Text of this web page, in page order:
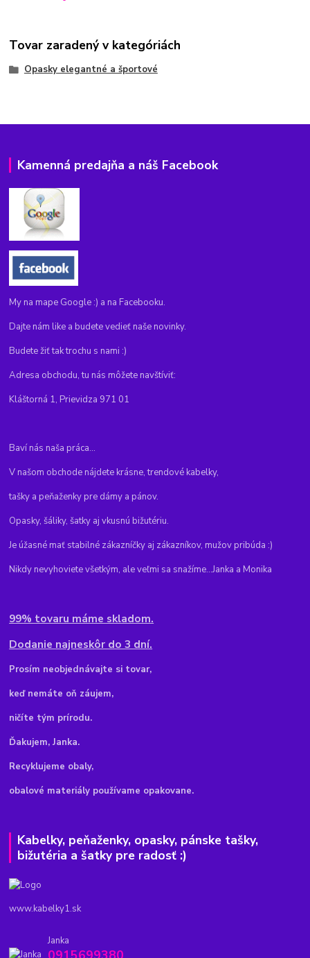
Tovar zaradený v kategóriách
Opasky elegantné a športové
Kamenná predajňa a náš Facebook
My na mape Google :) a na Facebooku.
Dajte nám like a budete vedieť naše novinky.
Budete žiť tak trochu s nami :)
Adresa obchodu, tu nás môžete navštíviť:
Kláštorná 1, Prievidza 971 01
Baví nás naša práca...
V našom obchode nájdete krásne, trendové kabelky,
tašky a peňaženky pre dámy a pánov.
Opasky, šáliky, šatky aj vkusnú bižutériu.
Je úžasné mať stabilné zákazníčky aj zákazníkov, mužov pribúda :)
Nikdy nevyhoviete všetkým, ale veľmi sa snažíme...Janka a Monika
99% tovaru máme skladom.
Dodanie najneskôr do 3 dní.
Prosím neobjednávajte si tovar,
keď nemáte oň záujem,
ničíte tým prírodu.
Ďakujem, Janka.
Recyklujeme obaly,
obalové materiály používame opakovane.
Kabelky, peňaženky, opasky, pánske tašky,
bižutéria a šatky pre radosť :)
www.kabelky1.sk
Janka